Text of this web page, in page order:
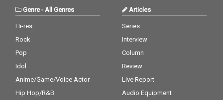
Genre-All Genres
Hi-res
Rock
Pop
Idol
Anime/Game/Voice Actor
Hip Hop/R&B
Articles
Series
Interview
Column
Review
Live Report
Audio Equipment